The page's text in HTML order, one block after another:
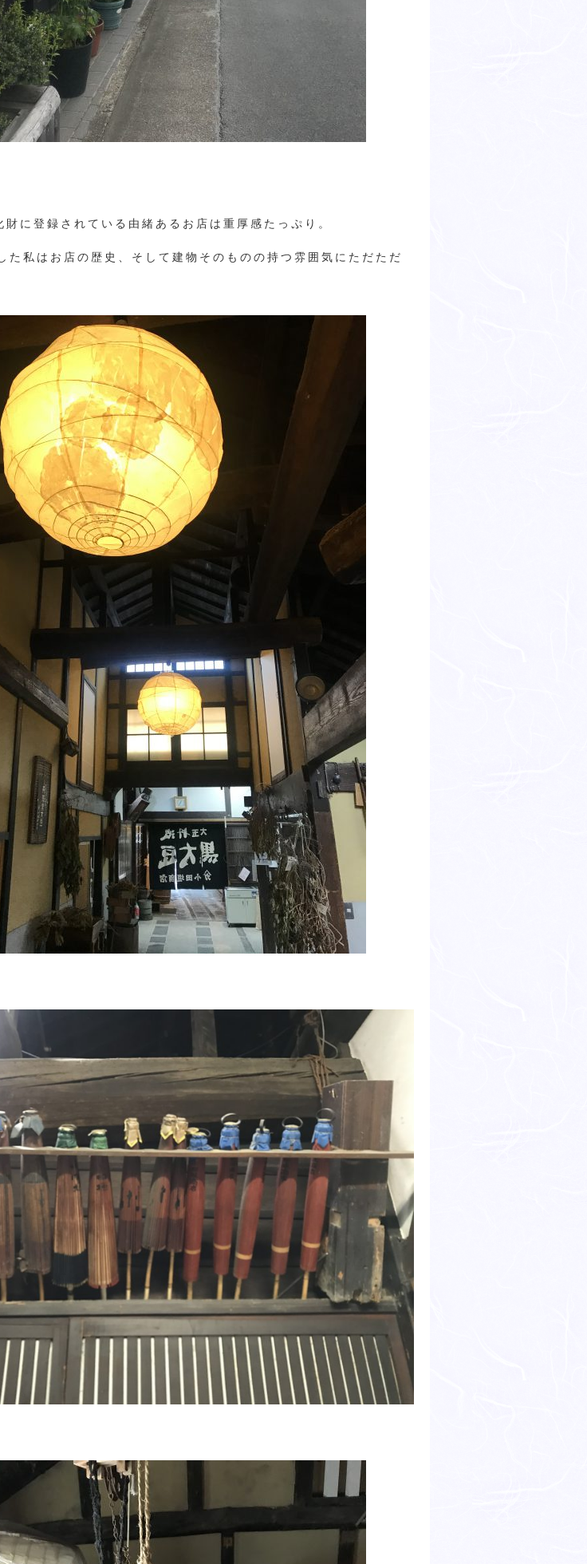
に登録されている由緒あるお店は重厚感たっぷり。
た私はお店の歴史、そして建物そのものの持つ雰囲気にただただ